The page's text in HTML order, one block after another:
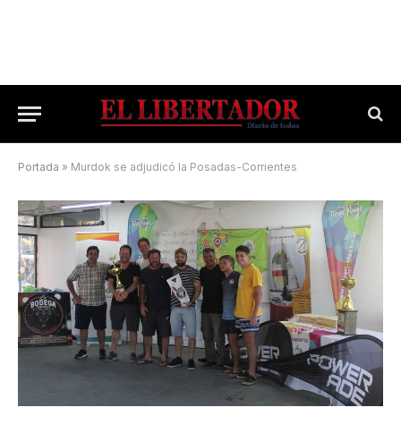
Portada » Murdok se adjudicó la Posadas-Corrientes